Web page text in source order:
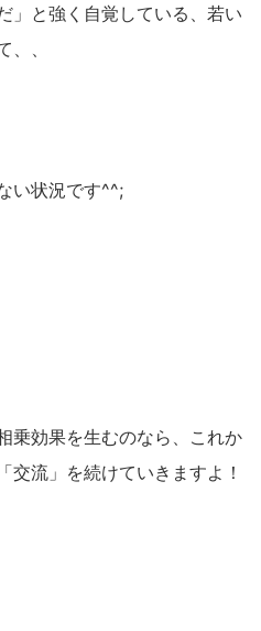
」と強く自覚している、若い
、
い状況です^^;
乗効果を生むのなら、これか
交流」を続けていきますよ！